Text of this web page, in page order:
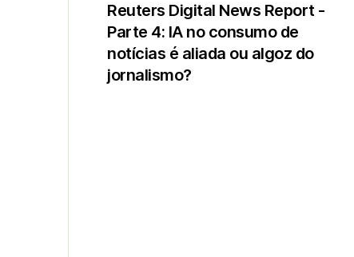
Reuters Digital News Report -
Parte 4: IA no consumo de
notícias é aliada ou algoz do
jornalismo?